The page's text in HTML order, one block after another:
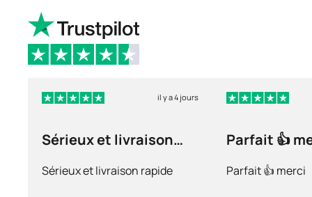
il y a 4 jours
Sérieux et livraison
Sérieux et livraison rapide
Parfait 👍
Parfait 👍 merci